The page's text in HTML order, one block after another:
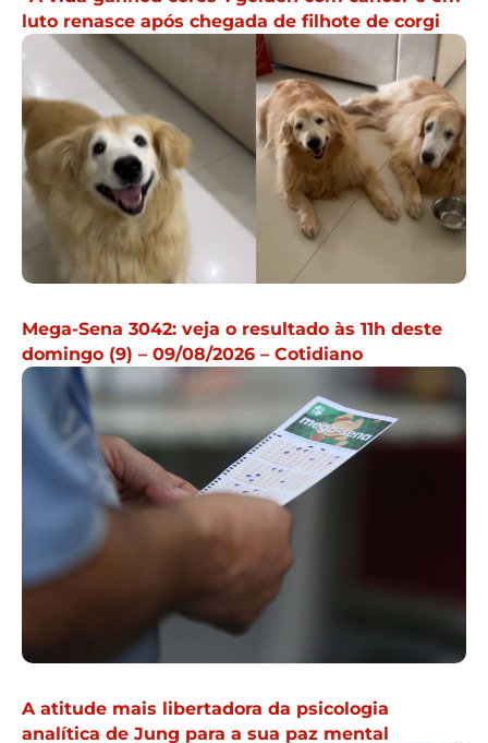
luto renasce após chegada de filhote de corgi
Mega-Sena 3042: veja o resultado às 11h deste
domingo (9) – 09/08/2026 – Cotidiano
A atitude mais libertadora da psicologia
analítica de Jung para a sua paz mental